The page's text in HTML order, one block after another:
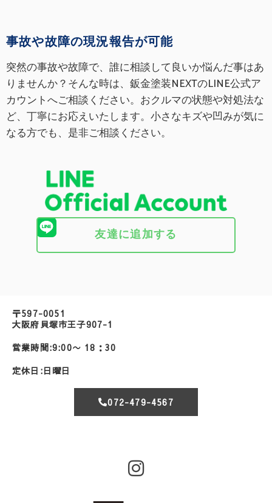
事故や故障の現況報告が可能
突然の事故や故障で、誰に相談して良いか悩んだ事はあ
りませんか？そんな時は、鈑金塗装NEXTのLINE公式ア
カウントへご相談ください。おクルマの状態や対処法な
ど、丁寧にお応えいたします。小さなキズや凹みが気に
なる方でも、是非ご相談ください。
友達に追加する
〒597-0051
大阪府貝塚市王子907-1
営業時間:9:00〜 18：30
定休日:日曜日
072-479-4567